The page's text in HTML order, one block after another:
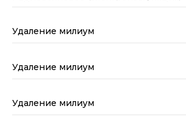
Удаление милиум
Удаление милиум
Удаление милиум